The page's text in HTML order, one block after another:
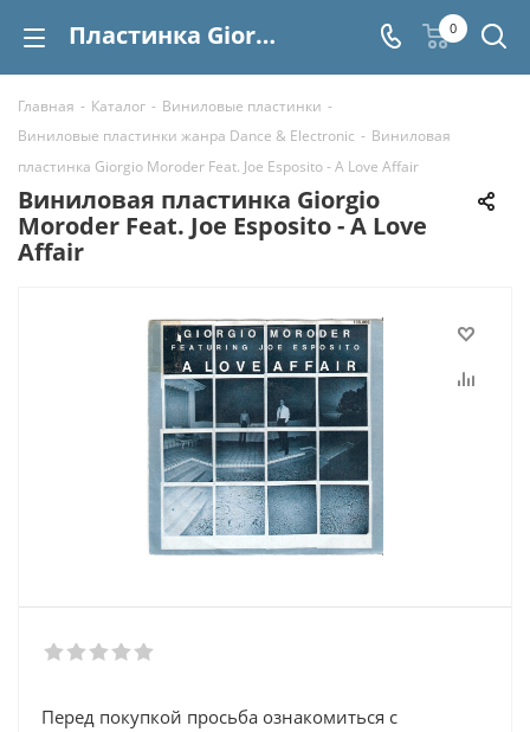
Пластинка Giorgio Moroder Feat. Joe Esposito - A Love Affair купить | Интернет-магазин СтереоВинил 0
Главная - Каталог - Виниловые пластинки -
Виниловые пластинки жанра Dance & Electronic - Виниловая
пластинка Giorgio Moroder Feat. Joe Esposito - A Love Affair
Виниловая пластинка Giorgio
Moroder Feat. Joe Esposito - A Love
Affair
Перед покупкой просьба ознакомиться с